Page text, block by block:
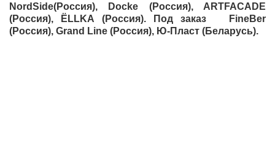
NordSide(Россия), Docke (Россия), ARTFACADE
(Россия), ЁLLKA (Россия). Под заказ FineBer
(Россия), Grand Line (Россия), Ю-Пласт (Беларусь).